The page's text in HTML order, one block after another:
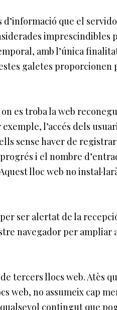
que el
amb l’única
galetes
es troba la web
l’accés dels
sense haver de
i el nombre
lloc web no
ser alertat de la
navegador per ampliar
tercers llocs web. Atès
no assumeix cap
contingut que